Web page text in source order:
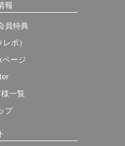
報
員特典
ポ）
ページ
一覧
プ